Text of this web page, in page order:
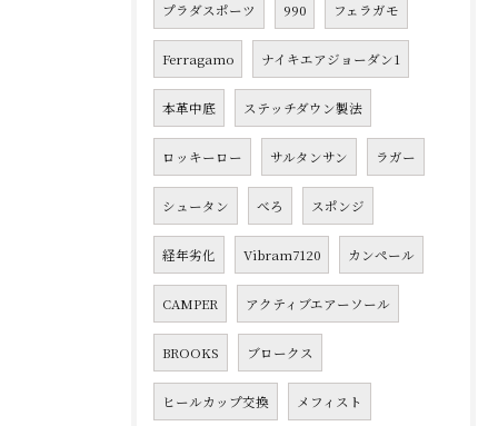
プラダスポーツ 990 フェラガモ
Ferragamo ナイキエアジョーダン1
本革中底 ステッチダウン製法
ロッキーロー サルタンサン ラガー
シュータン べろ スポンジ
経年劣化 Vibram7120 カンペール
CAMPER アクティブエアーソール
BROOKS ブロークス
ヒールカップ交換 メフィスト